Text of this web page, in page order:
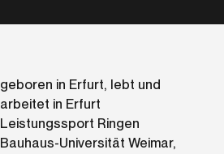
geboren in Erfurt, lebt und
arbeitet in Erfurt
Leistungssport Ringen
Bauhaus-Universität Weimar,